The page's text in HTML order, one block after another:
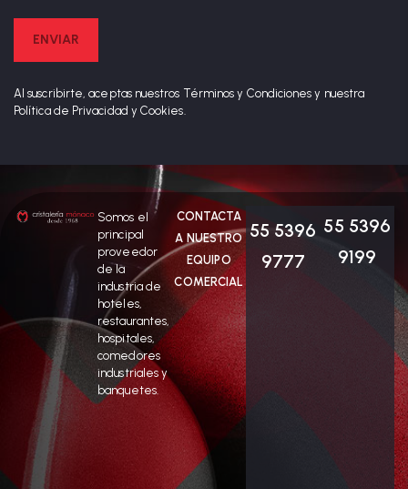
Al suscribirte, aceptas nuestros Términos y Condiciones y nuestra
Política de Privacidad y Cookies.
Somos el
principal
proveedor
de la
industria de
hoteles,
restaurantes,
hospitales,
comedores
industriales y
banquetes.
CONTACTA
A NUESTRO
EQUIPO
COMERCIAL
55 5396
9777
55 5396
9199